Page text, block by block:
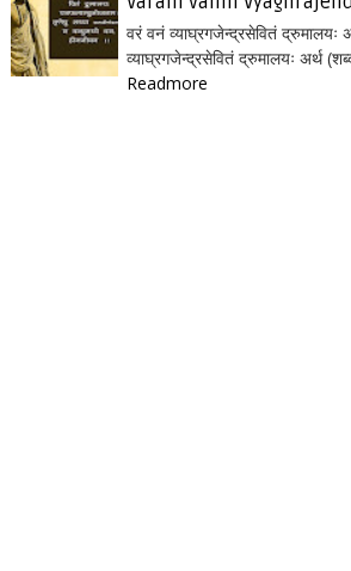
वरं वनं व्याघ्रगजेन्द्रसेवितं द्रुमालयः
व्याघ्रगजेन्द्रसेवितं द्रुमालयः अर्थ
Readmore